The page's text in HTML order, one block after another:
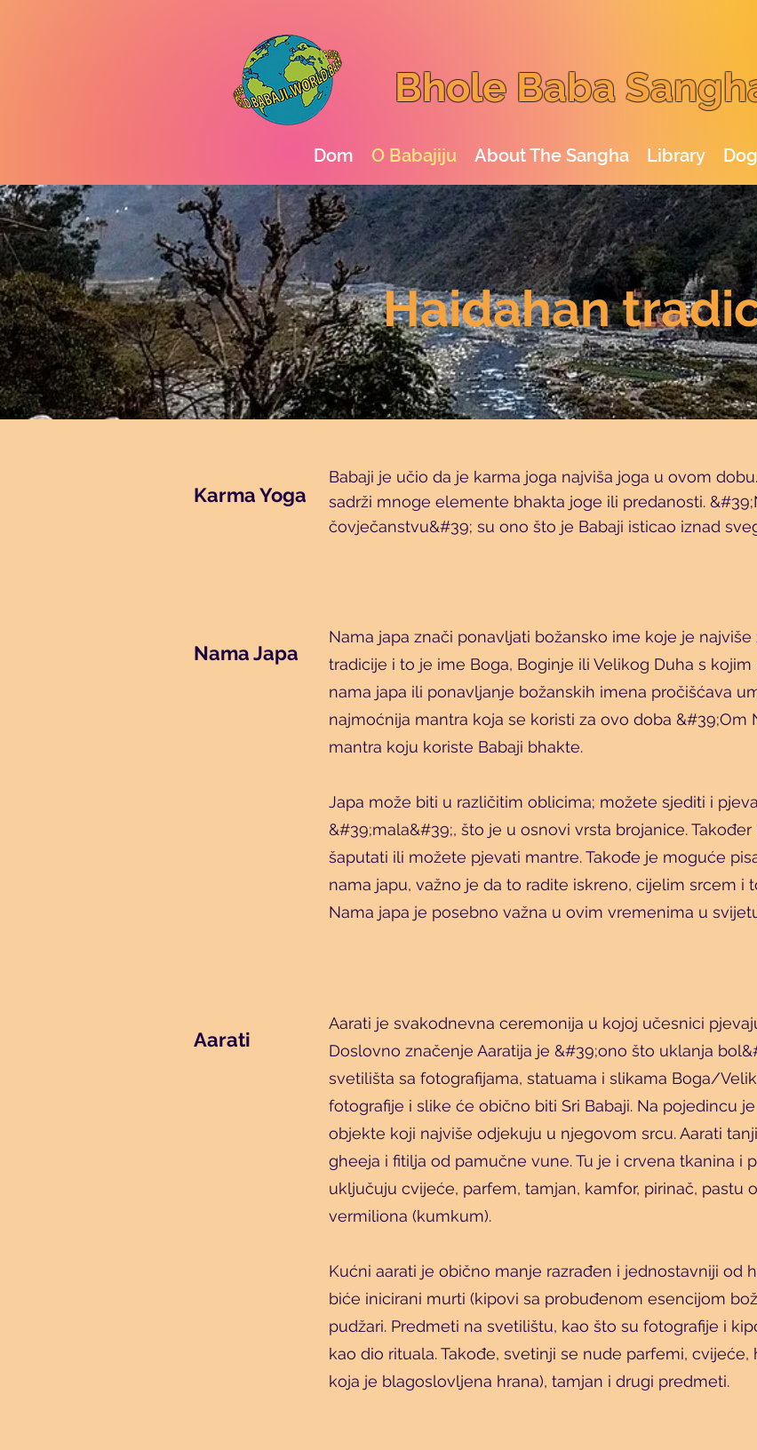
Bhole Baba
Dom O Babajiju About The Sangha Library
Haidahan
Karma Yoga
Babaji je učio da je karma joga najviša joga u ovom
sadrži mnoge elemente bhakta joge ili predanosti.
čovječanstvu&#39; su ono što je Babaji isticao iznad
Nama Japa
Nama japa znači ponavljati božansko ime koje je
tradicije i to je ime Boga, Boginje ili Velikog Duha s
nama japa ili ponavljanje božanskih imena pročišćava
najmoćnija mantra koja se koristi za ovo doba &#39;Om
mantra koju koriste Babaji bhakte.
Japa može biti u različitim oblicima; možete sjediti i
&#39;mala&#39;, što je u osnovi vrsta brojanice.
šaputati ili možete pjevati mantre. Takođe je moguće
nama japu, važno je da to radite iskreno, cijelim srcem i
Nama japa je posebno važna u ovim vremenima u
Aarati
Aarati je svakodnevna ceremonija u kojoj učesnici
Doslovno značenje Aaratija je &#39;ono što uklanja
svetilišta sa fotografijama, statuama i slikama Boga/
fotografije i slike će obično biti Sri Babaji. Na pojedincu
objekte koji najviše odjekuju u njegovom srcu. Aarati
gheeja i fitilja od pamučne vune. Tu je i crvena tkanina i
uključuju cvijeće, parfem, tamjan, kamfor, pirinač, pastu
vermiliona (kumkum).
Kućni aarati je obično manje razrađen i jednostavniji od
biće inicirani murti (kipovi sa probuđenom esencijom
pudžari. Predmeti na svetilištu, kao što su fotografije i
kao dio rituala. Takođe, svetinji se nude parfemi,
koja je blagoslovljena hrana), tamjan i drugi predmeti.